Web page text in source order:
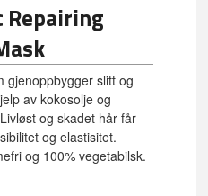
Repairing
gjenoppbygger slitt og
av kokosolje og
og skadet hår får
og elastisitet.
og 100% vegetabilsk.